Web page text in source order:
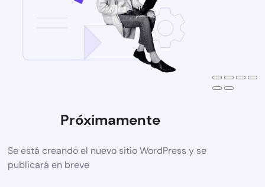
Próximamente
Se está creando el nuevo sitio WordPress y se
publicará en breve